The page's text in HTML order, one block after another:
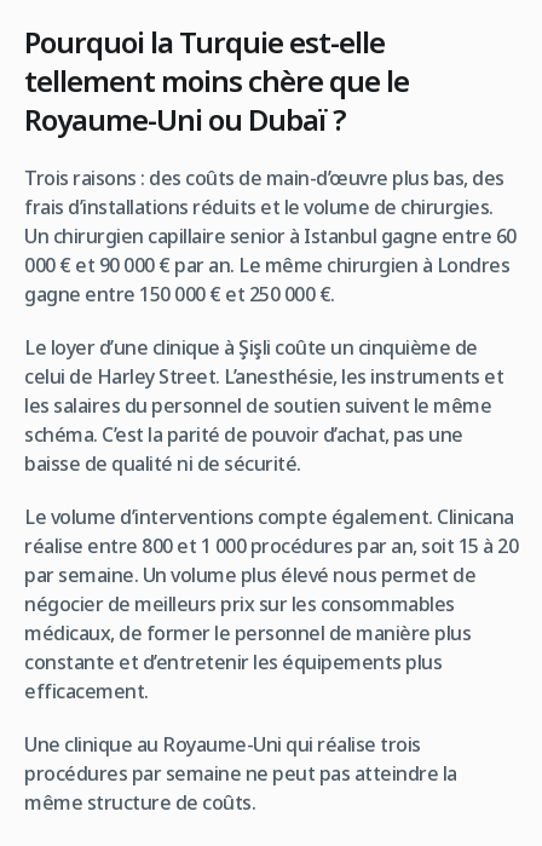
Pourquoi la Turquie est-elle
tellement moins chère que le
Royaume-Uni ou Dubaï ?
Trois raisons : des coûts de main-d’œuvre plus bas, des
frais d’installations réduits et le volume de chirurgies.
Un chirurgien capillaire senior à Istanbul gagne entre 60
000 € et 90 000 € par an. Le même chirurgien à Londres
gagne entre 150 000 € et 250 000 €.
Le loyer d’une clinique à Şişli coûte un cinquième de
celui de Harley Street. L’anesthésie, les instruments et
les salaires du personnel de soutien suivent le même
schéma. C’est la parité de pouvoir d’achat, pas une
baisse de qualité ni de sécurité.
Le volume d’interventions compte également. Clinicana
réalise entre 800 et 1 000 procédures par an, soit 15 à 20
par semaine. Un volume plus élevé nous permet de
négocier de meilleurs prix sur les consommables
médicaux, de former le personnel de manière plus
constante et d’entretenir les équipements plus
efficacement.
Une clinique au Royaume-Uni qui réalise trois
procédures par semaine ne peut pas atteindre la
même structure de coûts.